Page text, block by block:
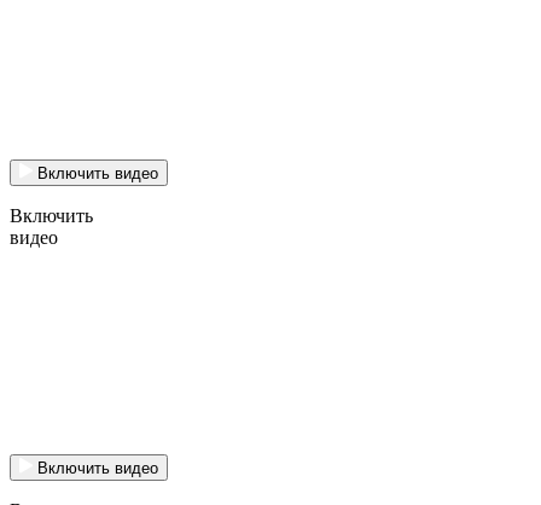
Включить видео
Включить
видео
Включить видео